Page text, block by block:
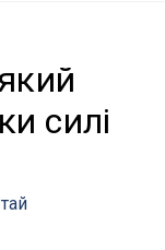
силі